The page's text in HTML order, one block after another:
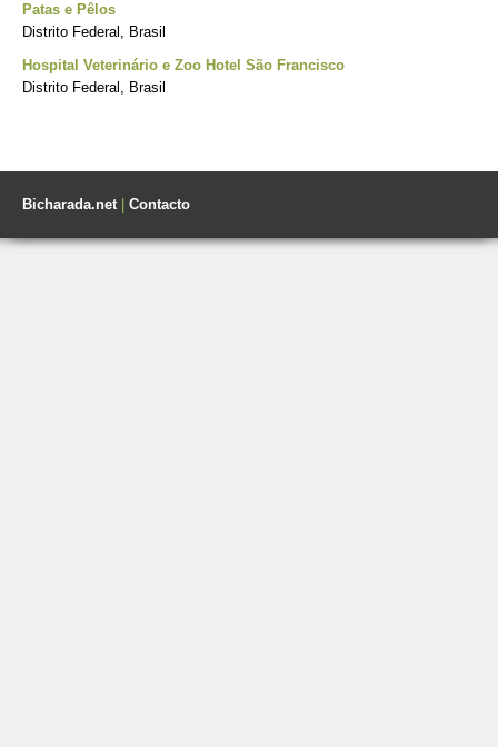
Patas e Pêlos
Distrito Federal, Brasil
Hospital Veterinário e Zoo Hotel São Francisco
Distrito Federal, Brasil
Bicharada.net| Contacto